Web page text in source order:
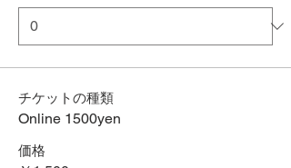
チケットの種類
Online 1500yen
価格